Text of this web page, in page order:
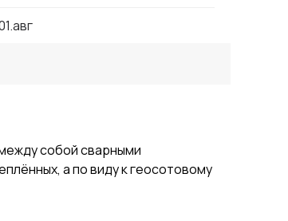
собой сварными
а по виду к геосотовому